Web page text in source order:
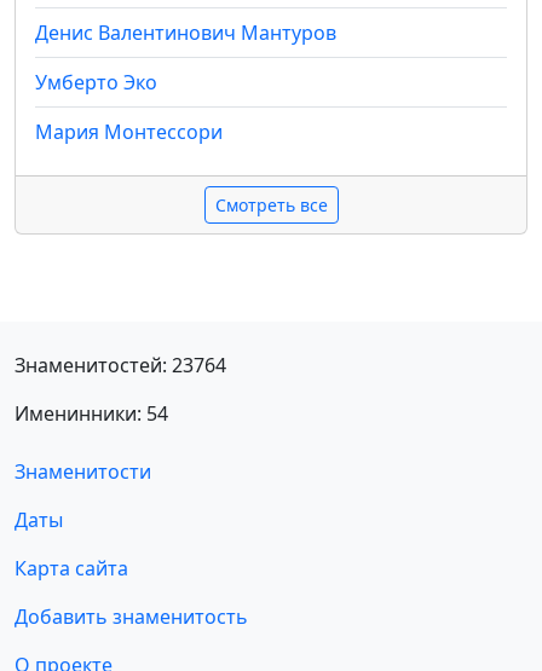
Денис Валентинович Мантуров
Умберто Эко
Мария Монтессори
Смотреть все
Знаменитостей: 23764
Именинники: 54
Знаменитости
Даты
Карта сайта
Добавить знаменитость
О проекте